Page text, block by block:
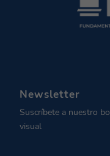
Newsletter
Suscríbete a nuestro
visual